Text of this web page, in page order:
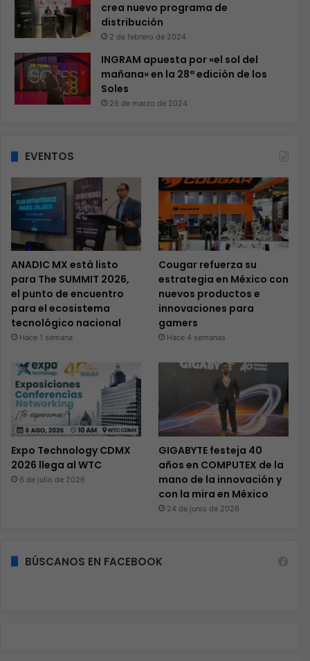
crea nuevo programa de
distribución
2 de febrero de 2024
INGRAM apuesta por «el sol del
mañana» en la 28ª edición de los
Soles
26 de marzo de 2024
EVENTOS
ANADIC MX está listo
para The SUMMIT 2026,
el punto de encuentro
para el ecosistema
tecnológico nacional
Hace 1 semana
Cougar refuerza su
estrategia en México con
nuevos productos e
innovaciones para
gamers
Hace 4 semanas
Expo Technology CDMX
2026 llega al WTC
6 de julio de 2026
GIGABYTE festeja 40
años en COMPUTEX de la
mano de la innovación y
con la mira en México
24 de junio de 2026
BÚSCANOS EN FACEBOOK